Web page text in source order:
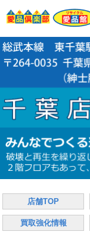
店舗TOP
買取強化情報